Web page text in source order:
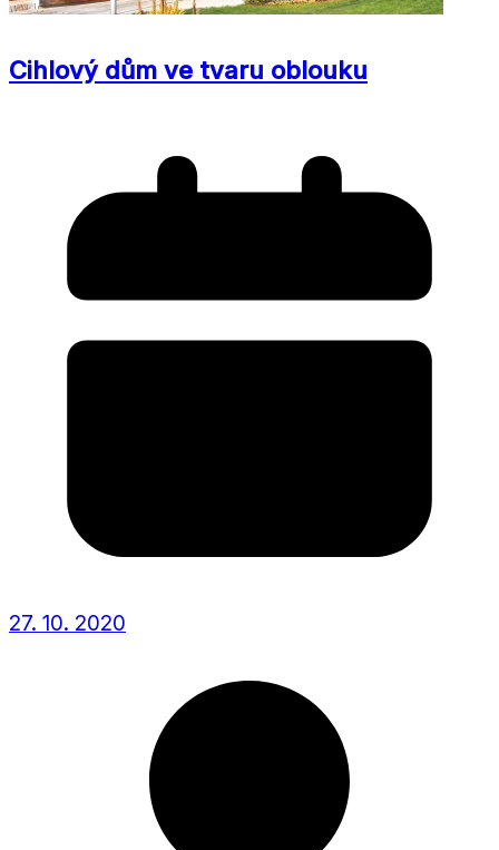
Cihlový dům ve tvaru oblouku
27. 10. 2020